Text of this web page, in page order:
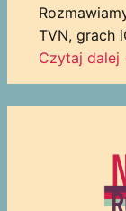
TVN, grach
Czytaj dalej